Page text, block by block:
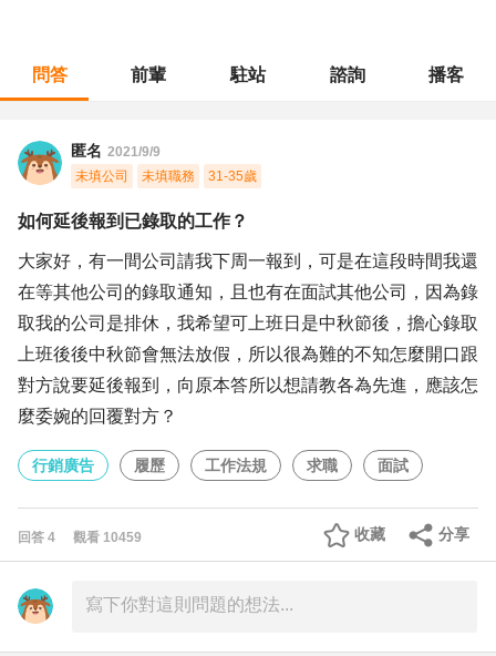
問答 前輩 駐站 諮詢 播客
匿名 2021/9/9
未填公司
未填職務 31-35歲
如何延後報到已錄取的工作？
大家好，有一間公司請我下周一報到，可是在這段時間我還
在等其他公司的錄取通知，且也有在面試其他公司，因為錄
取我的公司是排休，我希望可上班日是中秋節後，擔心錄取
上班後後中秋節會無法放假，所以很為難的不知怎麼開口跟
對方說要延後報到，向原本答所以想請教各為先進，應該怎
麼委婉的回覆對方？
行銷廣告 履歷 工作法規 求職 面試
回答 4 觀看 10459 分享
收藏